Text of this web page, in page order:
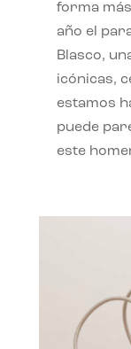
forma
año el
Blasco,
icónicas,
estamos
puede
este